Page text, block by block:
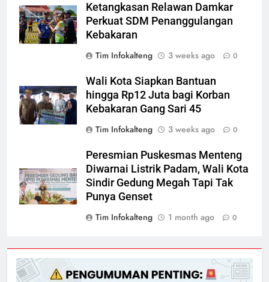
Ketangkasan Relawan Damkar
Perkuat SDM Penanggulangan
Kebakaran
Tim Infokalteng
3 weeks ago 0
Wali Kota Siapkan Bantuan
hingga Rp12 Juta bagi Korban
Kebakaran Gang Sari 45
Tim Infokalteng
3 weeks ago 0
Peresmian Puskesmas Menteng
Diwarnai Listrik Padam, Wali Kota
Sindir Gedung Megah Tapi Tak
Punya Genset
Tim Infokalteng
1 month ago 0